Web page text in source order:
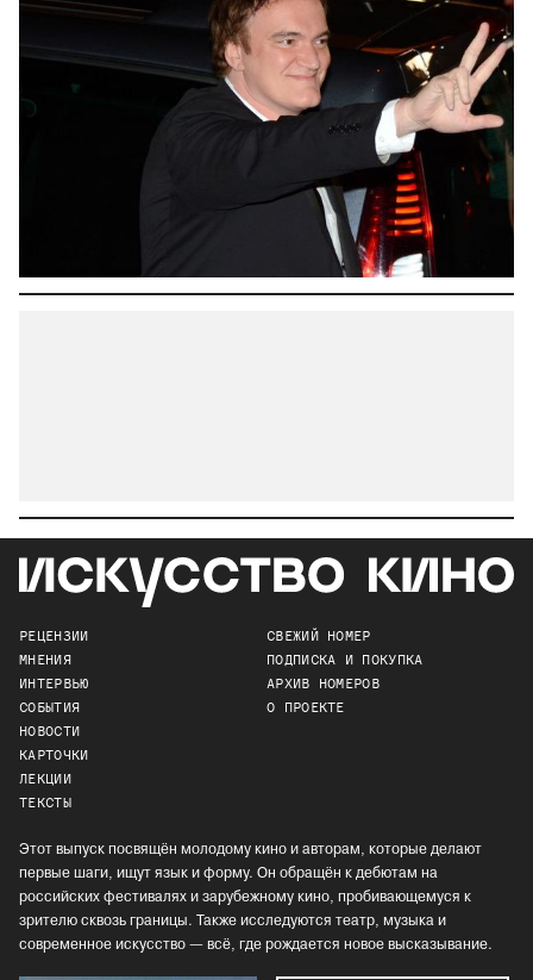
РЕЦЕНЗИИ
МНЕНИЯ
ИНТЕРВЬЮ
СОБЫТИЯ
НОВОСТИ
КАРТОЧКИ
ЛЕКЦИИ
ТЕКСТЫ
СВЕЖИЙ НОМЕР
ПОДПИСКА И ПОКУПКА
АРХИВ НОМЕРОВ
О ПРОЕКТЕ
Этот выпуск посвящён молодому кино и авторам, которые делают
первые шаги, ищут язык и форму. Он обращён к дебютам на
российских фестивалях и зарубежному кино, пробивающемуся к
зрителю сквозь границы. Также исследуются театр, музыка и
современное искусство — всё, где рождается новое высказывание.